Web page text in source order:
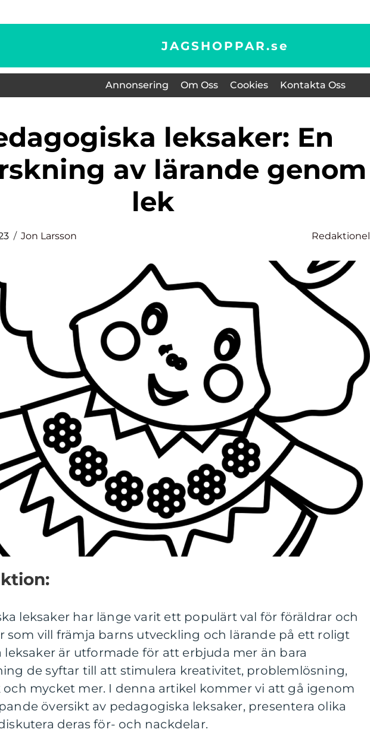
JAGSHOPPAR.se
Annonsering Om Oss Cookies Kontakta Oss
av lärande genom
lek
Jon Larsson Redaktionel
leksaker har länge varit ett populärt val för föräldrar och
som vill främja barns utveckling och lärande på ett roligt
leksaker är utformade för att erbjuda mer än bara
de syftar till att stimulera kreativitet, problemlösning,
mycket mer. I denna artikel kommer vi att gå igenom
översikt av pedagogiska leksaker, presentera olika
deras för- och nackdelar.